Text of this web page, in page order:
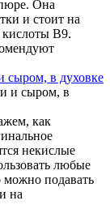
Она
и стоит на
кислоты В9.
в духовке
как
некислые
любые
подавать
на